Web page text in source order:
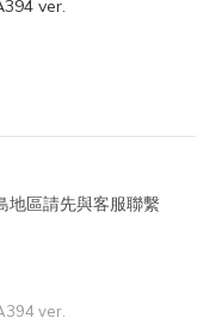
ver.
地區請先與客服聯繫
ver.